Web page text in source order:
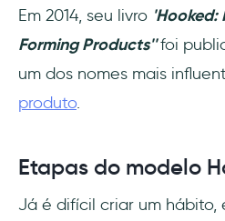
Em 2014, seu livro
Forming Products''foi
um dos nomes mais
produto.
Etapas do modelo
Já é difícil criar um hábito,